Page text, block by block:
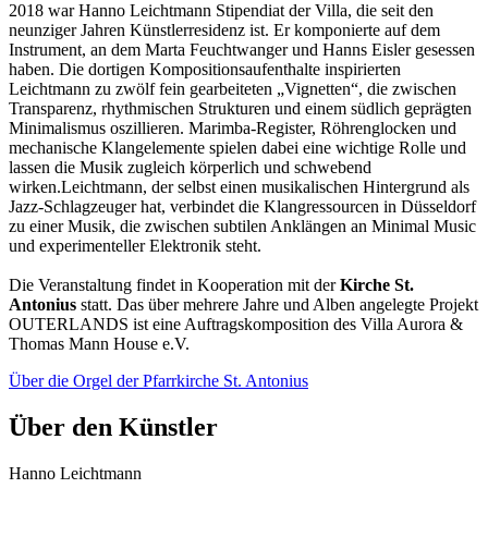
2018 war Hanno Leichtmann Stipendiat der Villa, die seit den
neunziger Jahren Künstlerresidenz ist. Er komponierte auf dem
Instrument, an dem Marta Feuchtwanger und Hanns Eisler gesessen
haben. Die dortigen Kompositionsaufenthalte inspirierten
Leichtmann zu zwölf fein gearbeiteten „Vignetten“, die zwischen
Transparenz, rhythmischen Strukturen und einem südlich geprägten
Minimalismus oszillieren. Marimba-Register, Röhrenglocken und
mechanische Klangelemente spielen dabei eine wichtige Rolle und
lassen die Musik zugleich körperlich und schwebend
wirken.Leichtmann, der selbst einen musikalischen Hintergrund als
Jazz-Schlagzeuger hat, verbindet die Klangressourcen in Düsseldorf
zu einer Musik, die zwischen subtilen Anklängen an Minimal Music
und experimenteller Elektronik steht.
Die Veranstaltung findet in Kooperation mit derKirche St.
Antonius statt. Das über mehrere Jahre und Alben angelegte Projekt
OUTERLANDS ist eine Auftragskomposition des Villa Aurora &
Thomas Mann House e.V.
Über die Orgel der Pfarrkirche St. Antonius
Über den Künstler
Hanno Leichtmann